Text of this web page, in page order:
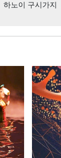
하노이 구시가지